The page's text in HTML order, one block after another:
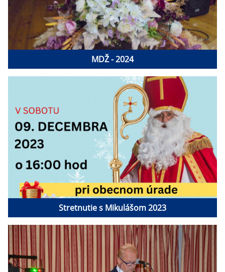
MDŽ - 2024
Stretnutie s Mikulášom 2023